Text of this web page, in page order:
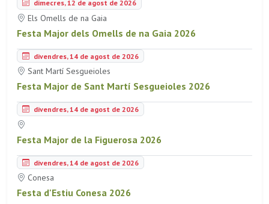
dimecres, 12 de agost de 2026
Els Omells de na Gaia
Festa Major dels Omells de na Gaia 2026
divendres, 14 de agost de 2026
Sant Martí Sesgueioles
Festa Major de Sant Martí Sesgueioles 2026
divendres, 14 de agost de 2026
Festa Major de la Figuerosa 2026
divendres, 14 de agost de 2026
Conesa
Festa d'Estiu Conesa 2026